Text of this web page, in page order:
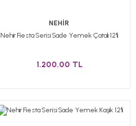
NEHİR
Nehir Fiesta Serisi Sade Yemek Çatalı 12'li
1.200,00 TL